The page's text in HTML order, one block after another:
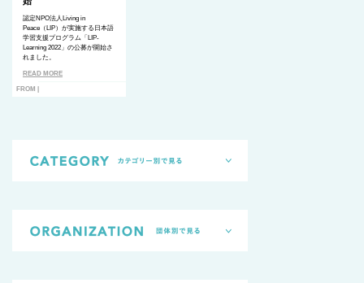
認定NPO法人Living in
Peace（LIP）が実施する日本語
学習支援プログラム「LIP-
Learning 2022」の公募が開始さ
れました。
READ MORE
FROM |